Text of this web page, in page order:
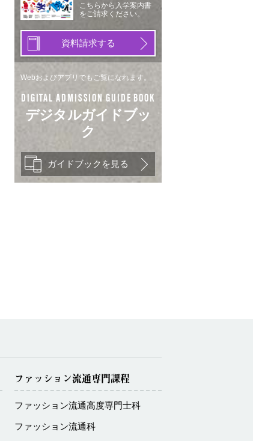
こちらから入学案内書
をご請求ください。
資料請求する
Webおよびアプリでもご覧になれます。
DIGITAL ADMISSION GUIDE BOOK
デジタルガイドブッ
ク
ガイドブックを見る
ファッション流通専門課程
ファッション流通高度専門士科
ファッション流通科